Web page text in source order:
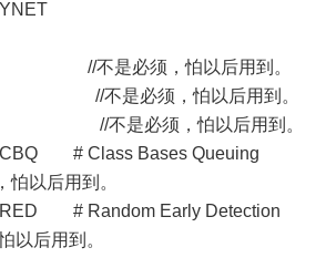
是必须，怕以后用到。
不是必须，怕以后用到。
不是必须，怕以后用到。
# Class Bases Queuing
以后用到。
# Random Early Detection
以后用到。